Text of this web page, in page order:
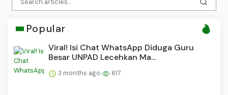
Popular
Viral! Isi Chat WhatsApp Diduga Guru
Besar UNPAD Lecehkan Ma...
3 months ago 617